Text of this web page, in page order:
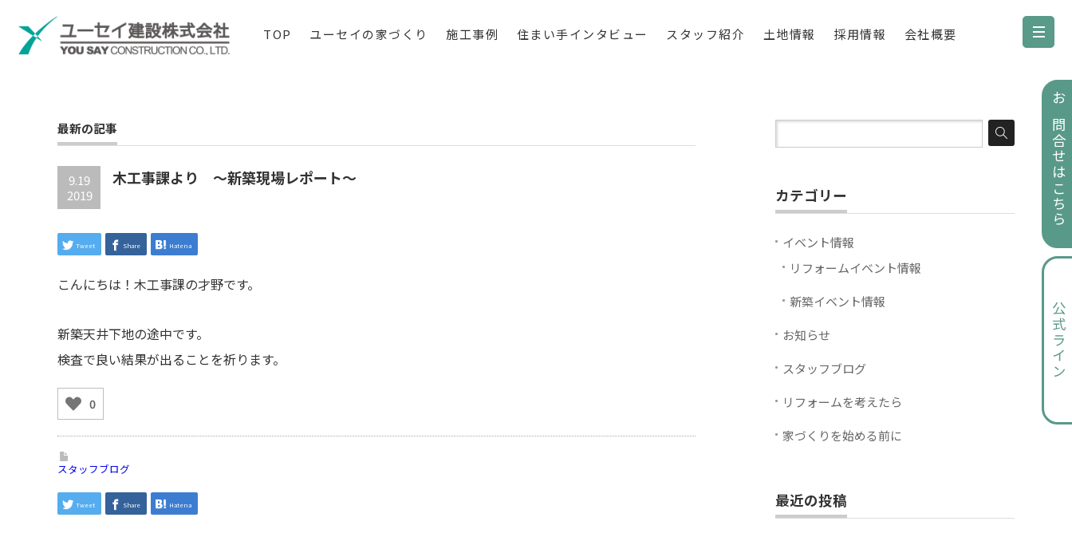
TOP ユーセイの家づくり 施工事例 住まい手インタビュー スタッフ紹介 土地情報 採用情報 会社概要
お問合せはこちら
公式ライン
最新の記事
9.19
2019
木工事課より ～新築現場レポート～
Tweet Share Hatena
こんにちは！木工事課の才野です。
新築天井下地の途中です。
検査で良い結果が出ることを祈ります。
0
スタッフブログ
Tweet Share Hatena
カテゴリー
イベント情報
リフォームイベント情報
新築イベント情報
お知らせ
スタッフブログ
リフォームを考えたら
家づくりを始める前に
最近の投稿